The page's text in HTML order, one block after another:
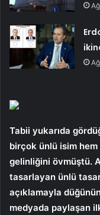
Tabii yukarıda
birçok ünlü isim hem
gelinliğini övmüştü.
tasarlayan ünlü
açıklamayla
medyada paylaşan